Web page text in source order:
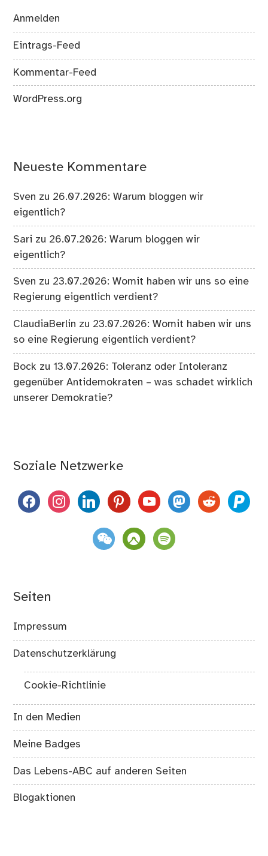
Anmelden
Eintrags-Feed
Kommentar-Feed
WordPress.org
Neueste Kommentare
Sven zu 26.07.2026: Warum bloggen wir
eigentlich?
Sari zu 26.07.2026: Warum bloggen wir
eigentlich?
Sven zu 23.07.2026: Womit haben wir uns so eine
Regierung eigentlich verdient?
ClaudiaBerlin zu 23.07.2026: Womit haben wir uns
so eine Regierung eigentlich verdient?
Bock zu13.07.2026: Toleranz oder Intoleranz
gegenüber Antidemokraten – was schadet wirklich
unserer Demokratie?
Soziale Netzwerke
facebookinstagramlinkedinpinterestyoutubemastodon
reddit paypal
weixin komootspotify
Seiten
Impressum
Datenschutzerklärung
Cookie-Richtlinie
In den Medien
Meine Badges
Das Lebens-ABC auf anderen Seiten
Blogaktionen